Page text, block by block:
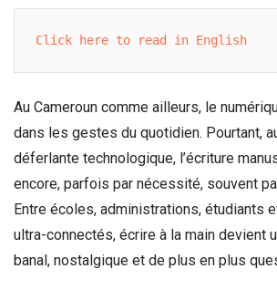
Click here to read in English
Au Cameroun comme ailleurs, le
dans les gestes du quotidien. Pourtant,
déferlante technologique, l’écriture
encore, parfois par nécessité, souvent
Entre écoles, administrations, étudiants
ultra-connectés, écrire à la main devient
banal, nostalgique et de plus en plus